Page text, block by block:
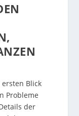
Blick
Probleme
der